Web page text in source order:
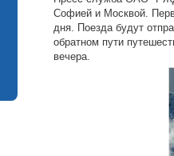
Софией и Москвой.
дня. Поезда будут
обратном пути
вечера.